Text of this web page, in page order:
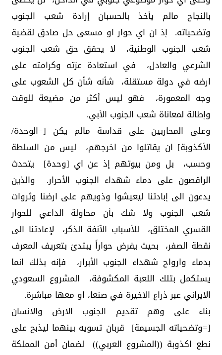
بالنجاح مالم يأخذ بالحسبان إرادة شعب الجنوب
وتضحياته. إذ ان اي حوار او مسعى حل صادق لقضية
شعب الجنوب الوطنية، لا يحقق حق شعب الجنوب
الشرعي والعادل، في استعادة عزته وكرامته على
ارضه في دولة مستقلة، شأنه شأن كل الشعوب على
وجه المعمورة، فهو ليس أكثر من مضيعة للوقت
وإطالة لمعاناة شعب الجنوب الأبي.
وعلى المحاربين على قداسة مالم يكن [=الوحدة/
الأكذوبة] ان يقاتلوا من اخرجهم، ليس من السلطة
وحسب، بل ومن بيوتهم إذ عن اي [وحدة] يتحدث
الراقصون على دماء شهداء الجنوب الأحرار. والذين
يدعون الى إبادتنا ليعيشوا وذويهم على ارضنا وثروات
شعب الجنوب ولا شك بأن محاولة الداعي للحوار
القسري المختلق، للأسباب الآنفة الذكر، لإعادتنا الى
نقطة الصفر، بحيث يفرض حواراً يبتدئ بتعريف المعرف
بدماء وارواح شهداء الجنوب الأبرار، فإنه بذلك انما
يستكمل بتلك اللعبة المكشوفة، المشروع السعودي
الايراني عبر ذراع الاخيرة في صنعا، او معها مباشرة.
بناء على وهم تقديم الجنوب الارض والانسان
[=وتضحياته الجسيمة] قربان تسويه بينهما ليذبح على
نطع اكذوبة ((المشروع العربي)) لضمان أمن المملكة